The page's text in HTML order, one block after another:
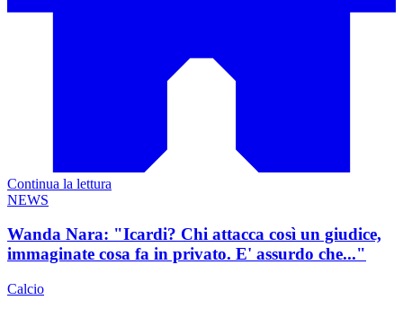
Continua la lettura
NEWS
Wanda Nara: "Icardi? Chi attacca così un giudice,
immaginate cosa fa in privato. E' assurdo che..."
Calcio